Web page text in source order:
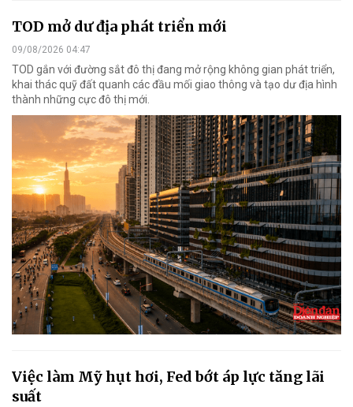
TOD mở dư địa phát triển mới
09/08/2026 04:47
TOD gắn với đường sắt đô thị đang mở rộng không gian phát triển,
khai thác quỹ đất quanh các đầu mối giao thông và tạo dư địa hình
thành những cực đô thị mới.
Việc làm Mỹ hụt hơi, Fed bớt áp lực tăng lãi
suất